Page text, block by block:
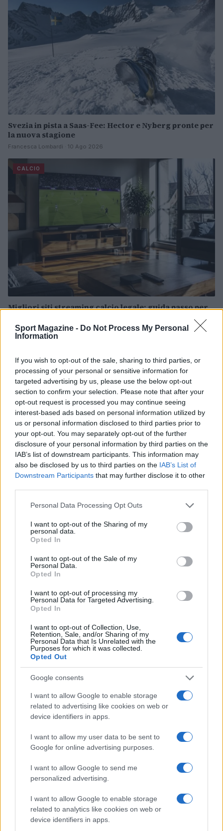
Sport Magazine - Do Not Process My Personal
Information
If you wish to opt-out of the sale, sharing to third parties, or
processing of your personal or sensitive information for
targeted advertising by us, please use the below opt-out
section to confirm your selection. Please note that after your
opt-out request is processed you may continue seeing
interest-based ads based on personal information utilized by
us or personal information disclosed to third parties prior to
your opt-out. You may separately opt-out of the further
disclosure of your personal information by third parties on the
IAB’s list of downstream participants. This information may
also be disclosed by us to third parties on the IAB’s List of
Downstream Participants that may further disclose it to other
Please note that this website/app uses one or more Google
not limited to your visit or usage behaviour. You may click to
grant or deny consent to Google and its third-party tags to
use your data for below specified purposes in below Google
consent section.
Personal Data Processing Opt Outs
I want to opt-out of the Sharing of my
personal data.
Opted In
I want to opt-out of the Sale of my
Personal Data.
Opted In
I want to opt-out of processing my
Personal Data for Targeted Advertising.
Opted In
I want to opt-out of Collection, Use,
Retention, Sale, and/or Sharing of my
Personal Data that Is Unrelated with the
Purposes for which it was collected.
Opted Out
Google consents
I want to allow Google to enable storage
related to advertising like cookies on web or
device identifiers in apps.
I want to allow my user data to be sent to
Google for online advertising purposes.
I want to allow Google to send me
personalized advertising.
I want to allow Google to enable storage
related to analytics like cookies on web or
device identifiers in apps.
Svezia in pista a Saas-Fee: Hector e Nyberg pronte per
la nuova stagione
Francesca Lombardi · 10 Ago 2026
CALCIO
Migliori siti streaming calcio legale: guida passo per
Ilaria Mauri · 10 Ago 2026
Come leggere il calciomercato tra ruoli, età e
Chouchaa: chi è il calciatore algerino?
Il patrimonio di Alex Del Piero: tutti i guadagni di
Pinturicchio
Lazio e Milan: tutti gli ex calciatori che hanno
indossato le due maglie
A quanto ammonta il patrimonio di Roberto Baggio?
Union Berlino-Cagliari: dove vedere l’amichevole
Sportmagazine: notizie, approfondimenti e classifiche su
MotoGP e Olimpiadi. Le ultime news dalle competizioni
nazionali e internazionali, gli highlight delle partite, le
interviste ai protagonisti e i risultati in tempo reale di tutte